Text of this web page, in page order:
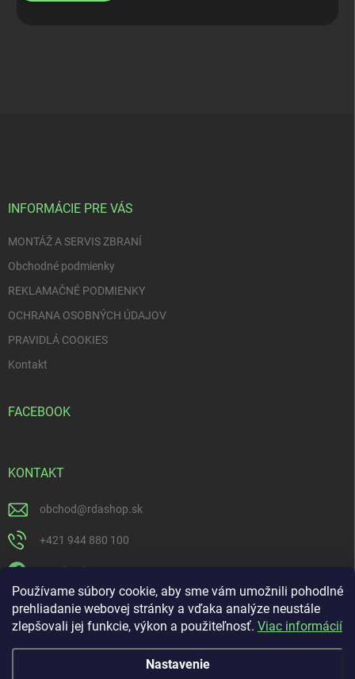
Používame súbory cookie, aby sme vám umožnili pohodlné
prehliadanie webovej stránky a vďaka analýze neustále
zlepšovali jej funkcie, výkon a použiteľnosť. Viac informácií
Nastavenie
INFORMÁCIE PRE VÁS
MONTÁŽ A SERVIS ZBRANÍ
Obchodné podmienky
REKLAMAČNÉ PODMIENKY
OCHRANA OSOBNÝCH ÚDAJOV
PRAVIDLÁ COOKIES
Kontakt
FACEBOOK
KONTAKT
obchod@rdashop.sk
+421 944 880 100
Facebook
rda_rdashop
https://www.youtube.com/channel/UCSillo0X5j1_5o-ijdrpwaQ